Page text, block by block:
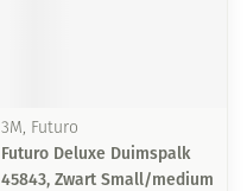
3M, Futuro
Futuro Deluxe Duimspalk
45843, Zwart Small/medium